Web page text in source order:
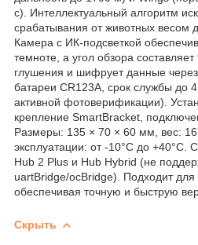
с). Интеллектуальный алгоритм
срабатывания от животных весом
Камера с ИК-подсветкой
темноте, а угол обзора
глушения и шифрует данные
батареи CR123A, срок службы до
активной фотоверификации).
крепление SmartBracket,
Размеры: 135 × 70 × 60 мм, вес:
эксплуатации: от -10°C до +40°C.
Hub 2 Plus и Hub Hybrid (не
uartBridge/ocBridge). Подходит
обеспечивая точную и быструю
Скрыть